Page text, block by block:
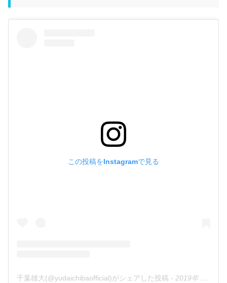
この投稿をInstagramで見る
千葉雄大(@yudaichibaofficial)がシェアした投稿 - 2019年 9月月18日午前2時37分PDT